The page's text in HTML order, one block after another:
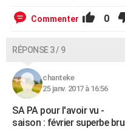
Commenter 0
RÉPONSE 3 / 9
chanteke
25 janv. 2017 à 16:56
SA PA pour l'avoir vu -
saison : février superbe